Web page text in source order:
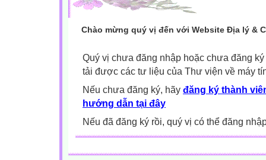
Chào mừng quý vị đến với Website Địa lý &
Quý vị chưa đăng nhập hoặc chưa đăng
tải được các tư liệu của Thư viện về máy
Nếu chưa đăng ký, hãy đăng ký thành
hướng dẫn tại đây
Nếu đã đăng ký rồi, quý vị có thể đăng